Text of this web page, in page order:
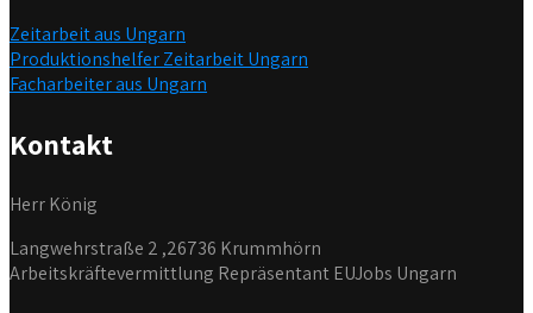
Zeitarbeit aus Ungarn
Produktionshelfer Zeitarbeit Ungarn
Facharbeiter aus Ungarn
Kontakt
Herr König
Langwehrstraße 2 ,26736 Krummhörn
Arbeitskräftevermittlung Repräsentant EUJobs Ungarn